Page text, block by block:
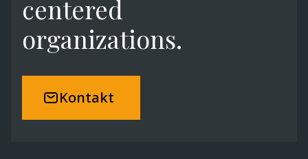
centered
organizations.
Kontakt